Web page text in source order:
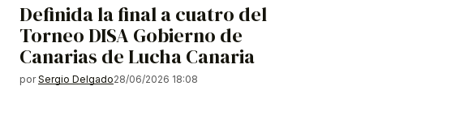
Definida la final a cuatro del
Torneo DISA Gobierno de
Canarias de Lucha Canaria
por Sergio Delgado28/06/2026 18:08